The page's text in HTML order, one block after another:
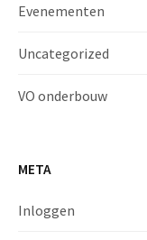
Evenementen
Uncategorized
VO onderbouw
META
Inloggen